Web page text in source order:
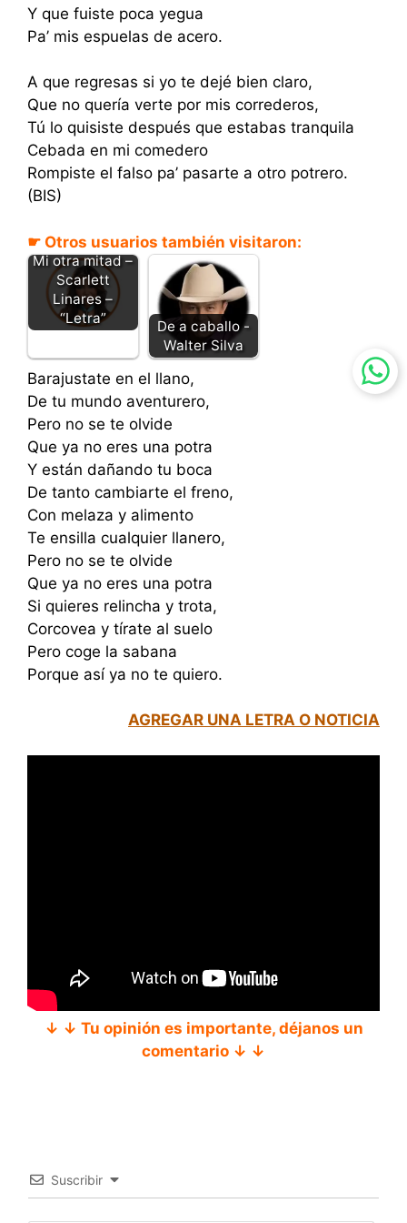
Y que fuiste poca yegua
Pa’ mis espuelas de acero.
A que regresas si yo te dejé bien claro,
Que no quería verte por mis correderos,
Tú lo quisiste después que estabas tranquila
Cebada en mi comedero
Rompiste el falso pa’ pasarte a otro potrero.
(BIS)
☛ Otros usuarios también visitaron:
Mi otra mitad –
Scarlett
Linares –
“Letra”
De a caballo -
Walter Silva
Barajustate en el llano,
De tu mundo aventurero,
Pero no se te olvide
Que ya no eres una potra
Y están dañando tu boca
De tanto cambiarte el freno,
Con melaza y alimento
Te ensilla cualquier llanero,
Pero no se te olvide
Que ya no eres una potra
Si quieres relincha y trota,
Corcovea y tírate al suelo
Pero coge la sabana
Porque así ya no te quiero.
AGREGAR UNA LETRA O NOTICIA
↓ ↓ Tu opinión es importante, déjanos un
comentario ↓ ↓
Suscribir